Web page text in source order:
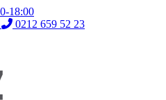
18:00
0212 659 52 23